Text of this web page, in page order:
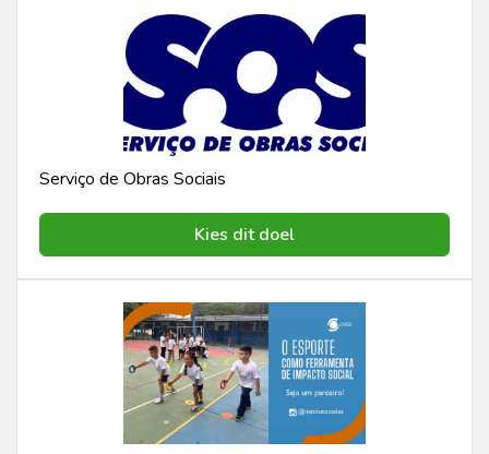
Serviço de Obras Sociais
Kies dit doel